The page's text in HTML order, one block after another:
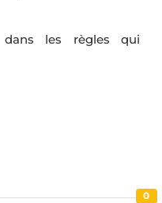
les règles qui
0